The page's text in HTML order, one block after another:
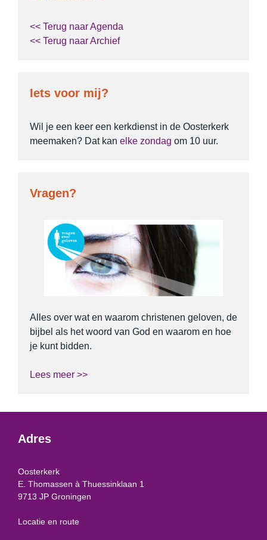
<< Terug naar Agenda
<< Terug naar Archief
Iets voor mij?
Wil je een keer een kerkdienst in de Oosterkerk
meemaken? Dat kan elke zondag om 10 uur.
Vragen?
Alles over wat en waarom christenen geloven, de
bijbel als het woord van God en waarom en hoe
je kunt bidden.
Lees meer >>
Adres
Oosterkerk
E. Thomassen à Thuessinklaan 1
9713 JP Groningen
Locatie en route